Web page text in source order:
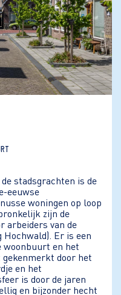
stadsgrachten is de
eeuwse
woningen op loop
zijn de
arbeiders van de
Er is een
woonbuurt en het
door het
en het
is door de jaren
en bijzonder hecht